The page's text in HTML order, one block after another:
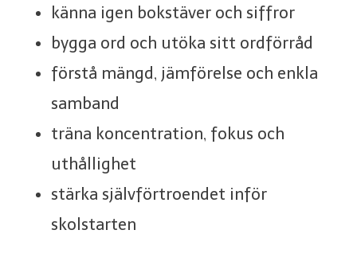
känna igen bokstäver och siffror
bygga ord och utöka sitt ordförråd
förstå mängd, jämförelse och enkla
samband
träna koncentration, fokus och
uthållighet
stärka självförtroendet inför
skolstarten